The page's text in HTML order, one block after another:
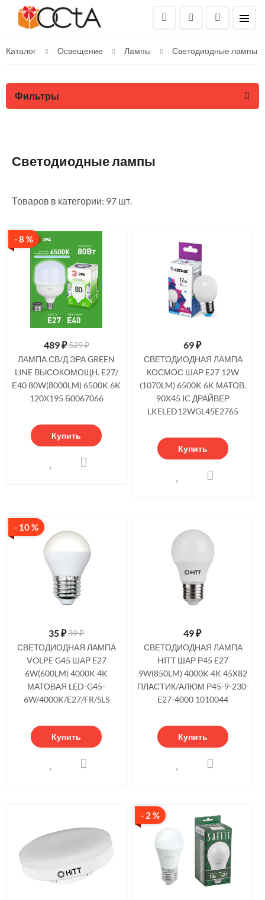
Каталог Освещение Лампы Светодиодные лампы
Фильтры
Светодиодные лампы
Товаров в категории: 97 шт.
- 8 %
489₽529 ₽
ЛАМПА СВ/Д ЭРА GREEN
LINE ВЫСОКОМОЩН. E27/
Е40 80W(8000LM) 6500K 6K
120X195 Б0067066
Купить
69₽
СВЕТОДИОДНАЯ ЛАМПА
КОСМОС ШАР E27 12W
(1070LM) 6500K 6K МАТОВ.
90X45 IC ДРАЙВЕР
LKELED12WGL45E2765
Купить
- 10 %
35₽39 ₽
СВЕТОДИОДНАЯ ЛАМПА
VOLPE G45 ШАР E27
6W(600LM) 4000K 4K
МАТОВАЯ LED-G45-
6W/4000K/E27/FR/SLS
Купить
49₽
СВЕТОДИОДНАЯ ЛАМПА
HITT ШАР Р45 E27
9W(850LM) 4000K 4K 45X82
ПЛАСТИК/АЛЮМ Р45-9-230-
E27-4000 1010044
Купить
- 2 %